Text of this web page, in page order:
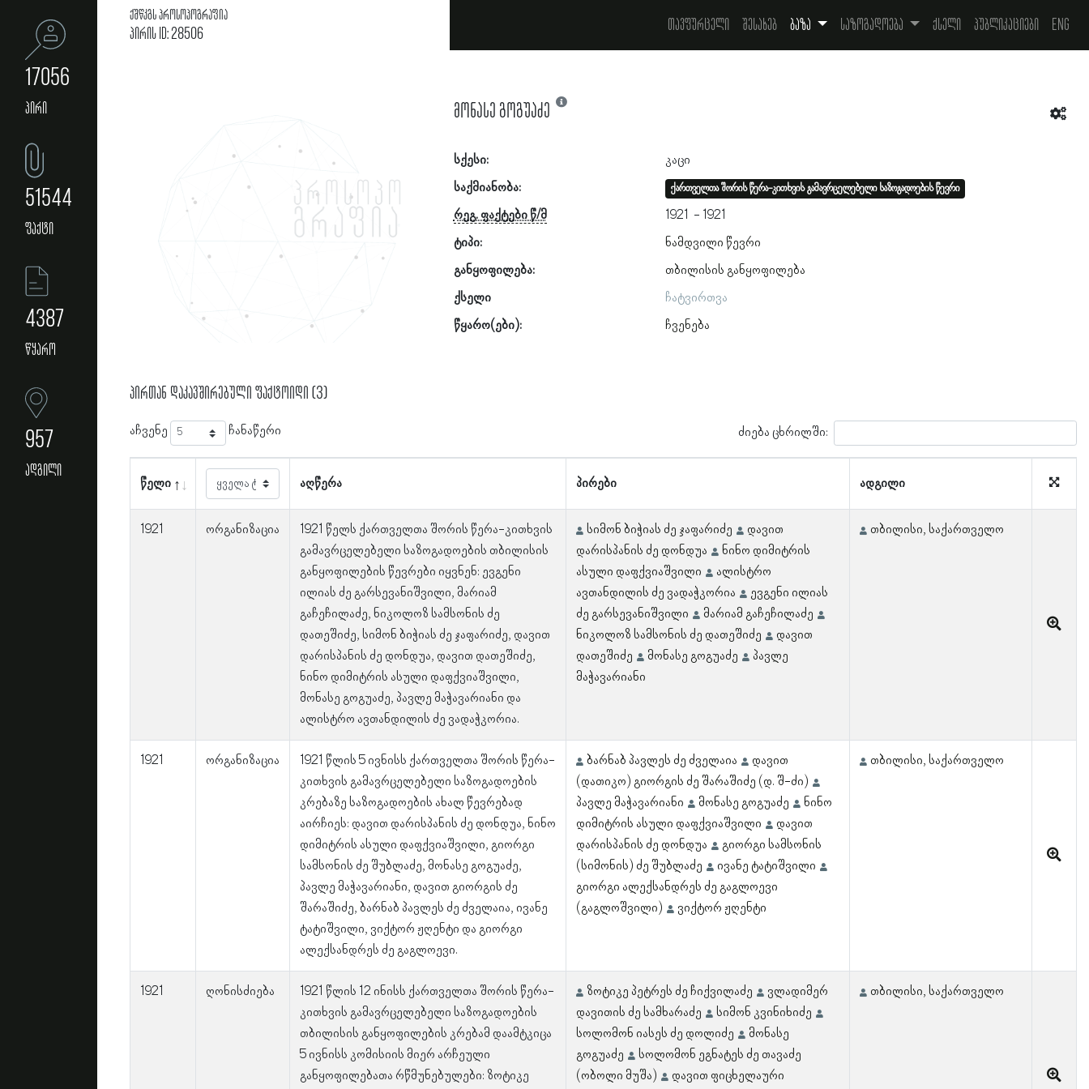
17056
პირი
51544
ფაქტი
4387
წყარო
957
ადგილი
ქშწკგს პროსოპოგრაფია
პირის ID: 28506 თავფურცელი შესახებ ბაზა საზოგადოება ქსელი პუბლიკაციები Eng
მონასე გოგუაძე
სქესი:
კაცი
საქმიანობა:
ქართველთა შორის წერა-კითხვის გამავრცელებელი საზოგადოების წევრი
რეგ. ფაქტები წ/მ 1921
1921
ტიპი:
ნამდვილი წევრი
განყოფილება:
თბილისის განყოფილება
ქსელი
ჩატვირთვა
წყარო(ები):
ჩვენება
პირთან დაკავშირებული ფაქტოიდი (3)
აჩვენე ჩანაწერი ძიება ცხრილში:
წელი აღწერა პირები ადგილი
1921 ორგანიზაცია
1921 წელს ქართველთა შორის წერა-კითხვის
გამავრცელებელი საზოგადოების თბილისის
განყოფილების წევრები იყვნენ: ევგენი
ილიას ძე გარსევანიშვილი, მარიამ
გაჩეჩილაძე, ნიკოლოზ სამსონის ძე
დათეშიძე, სიმონ ბიჭიას ძე ჯაფარიძე, დავით
დარისპანის ძე დონდუა, დავით დათეშიძე,
ნინო დიმიტრის ასული დაფქვიაშვილი,
მონასე გოგუაძე, პავლე მაჭავარიანი და
ალისტრო ავთანდილის ძე ვადაჭკორია.
სიმონ ბიჭიას ძე ჯაფარიძე
დავით
დარისპანის ძე დონდუა
ნინო დიმიტრის
ასული დაფქვიაშვილი
ალისტრო
ავთანდილის ძე ვადაჭკორია
ევგენი ილიას
ძე გარსევანიშვილი
მარიამ გაჩეჩილაძე
ნიკოლოზ სამსონის ძე დათეშიძე
დავით
დათეშიძე
მონასე გოგუაძე
პავლე
მაჭავარიანი
თბილისი, საქართველო
1921 ორგანიზაცია
1921 წლის 5 ივნისს ქართველთა შორის წერა-
კითხვის გამავრცელებელი საზოგადოების
კრებაზე საზოგადოების ახალ წევრებად
აირჩიეს: დავით დარისპანის ძე დონდუა, ნინო
დიმიტრის ასული დაფქვიაშვილი, გიორგი
სამსონის ძე შუბლაძე, მონასე გოგუაძე,
პავლე მაჭავარიანი, დავით გიორგის ძე
შარაშიძე, ბარნაბ პავლეს ძე ძველაია, ივანე
ტატიშვილი, ვიქტორ ჟღენტი და გიორგი
ალექსანდრეს ძე გაგლოევი.
ბარნაბ პავლეს ძე ძველაია
დავით
(დათიკო) გიორგის ძე შარაშიძე (დ. შ-ძი)
პავლე მაჭავარიანი
მონასე გოგუაძე
ნინო
დიმიტრის ასული დაფქვიაშვილი
დავით
დარისპანის ძე დონდუა
გიორგი სამსონის
(სიმონის) ძე შუბლაძე
ივანე ტატიშვილი
გიორგი ალექსანდრეს ძე გაგლოევი
(გაგლოშვილი)
ვიქტორ ჟღენტი
თბილისი, საქართველო
1921 ღონისძიება
1921 წლის 12 ინისს ქართველთა შორის წერა-
კითხვის გამავრცელებელი საზოგადოების
თბილისის განყოფილების კრებამ დაამტკიცა
5 ივნისს კომისიის მიერ არჩეული
განყოფილებათა რწმუნებულები: ზოტიკე
ზოტიკე პეტრეს ძე ჩიქვილაძე
ვლადიმერ
დავითის ძე სამხარაძე
სიმონ კვინიხიძე
სოლომონ იასეს ძე დოლიძე
მონასე
გოგუაძე
სოლომონ ეგნატეს ძე თავაძე
(ობოლი მუშა)
დავით ფიცხელაური
თბილისი, საქართველო